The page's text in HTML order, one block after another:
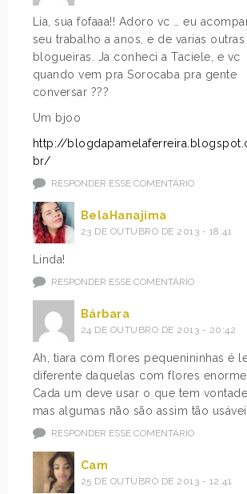
Lia, sua fofaaa!! Adoro vc … eu
seu trabalho a anos, e de varias outras
blogueiras. Ja conheci a Taciele, e vc
quando vem pra Sorocaba pra gente
conversar ???
Um bjoo
http://
br/
RESPONDER ESSE COMENTÁRIO
BelaHanajima
23 DE OUTUBRO DE 2013 - 18:41
Linda!
RESPONDER ESSE COMENTÁRIO
Bárbara
24 DE OUTUBRO DE 2013 - 20:42
Ah, tiara com flores pequenininhas é
diferente daquelas com flores
Cada um deve usar o que tem vontade,
mas algumas não são assim tão
RESPONDER ESSE COMENTÁRIO
Cam
25 DE OUTUBRO DE 2013 - 12:41